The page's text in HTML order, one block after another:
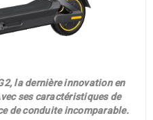
la dernière innovation en
ses caractéristiques de
de conduite incomparable.